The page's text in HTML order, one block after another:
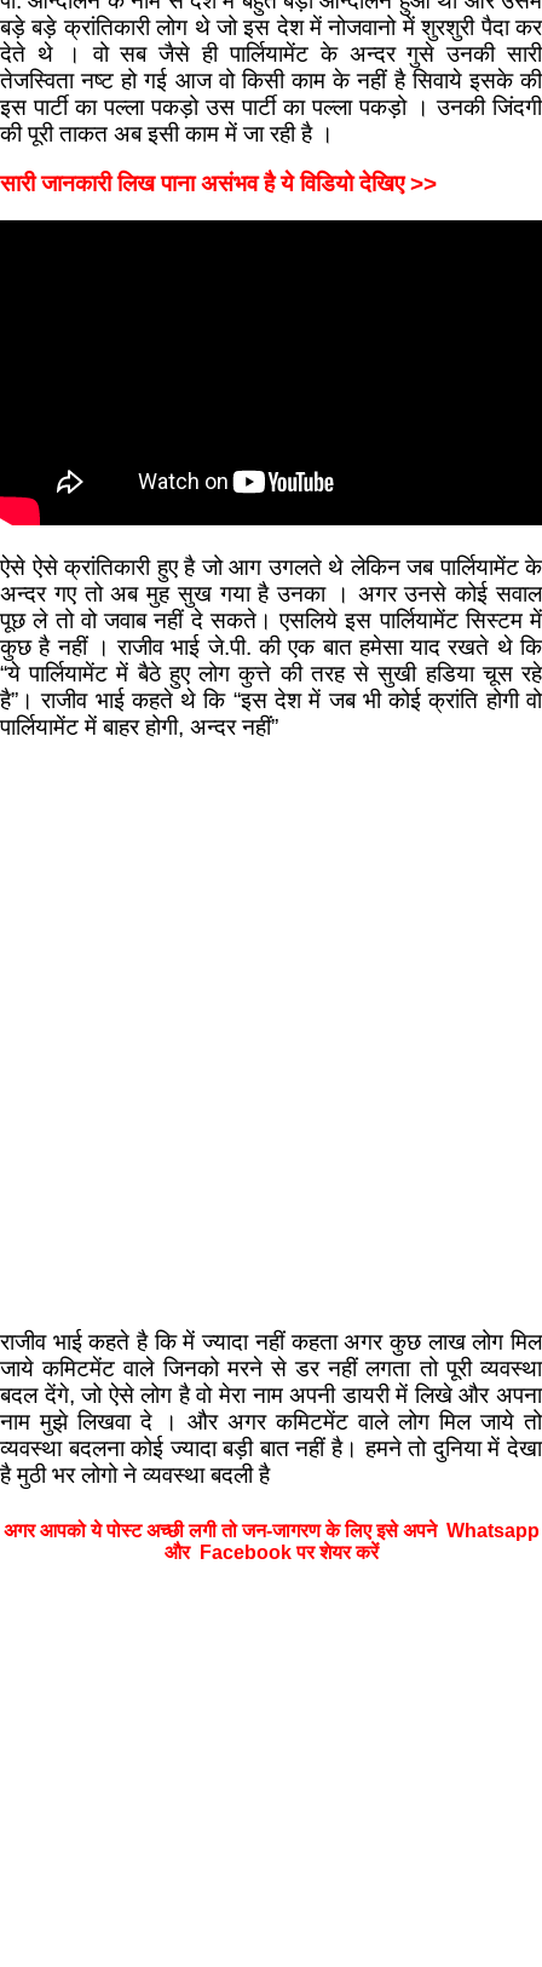
बड़े बड़े क्रांतिकारी लोग थे जो इस देश में नोजवानो में शुरशुरी पैदा कर
देते थे । वो सब जैसे ही पार्लियामेंट के अन्दर गुसे उनकी सारी
तेजस्विता नष्ट हो गई आज वो किसी काम के नहीं है सिवाये इसके की
इस पार्टी का पल्ला पकड़ो उस पार्टी का पल्ला पकड़ो । उनकी जिंदगी
की पूरी ताकत अब इसी काम में जा रही है ।
सारी जानकारी लिख पाना असंभव है ये विडियो देखिए >>
ऐसे ऐसे क्रांतिकारी हुए है जो आग उगलते थे लेकिन जब पार्लियामेंट के
अन्दर गए तो अब मुह सुख गया है उनका । अगर उनसे कोई सवाल
पूछ ले तो वो जवाब नहीं दे सकते। एसलिये इस पार्लियामेंट सिस्टम में
कुछ है नहीं । राजीव भाई जे.पी. की एक बात हमेसा याद रखते थे कि
“ये पार्लियामेंट में बैठे हुए लोग कुत्ते की तरह से सुखी हडिया चूस रहे
है”। राजीव भाई कहते थे कि “इस देश में जब भी कोई क्रांति होगी वो
पार्लियामेंट में बाहर होगी, अन्दर नहीं”
राजीव भाई कहते है कि में ज्यादा नहीं कहता अगर कुछ लाख लोग मिल
जाये कमिटमेंट वाले जिनको मरने से डर नहीं लगता तो पूरी व्यवस्था
बदल देंगे, जो ऐसे लोग है वो मेरा नाम अपनी डायरी में लिखे और अपना
नाम मुझे लिखवा दे । और अगर कमिटमेंट वाले लोग मिल जाये तो
व्यवस्था बदलना कोई ज्यादा बड़ी बात नहीं है। हमने तो दुनिया में देखा
है मुठी भर लोगो ने व्यवस्था बदली है
अगर आपको ये पोस्ट अच्छी लगी तो जन-जागरण के लिए इसे अपने Whatsapp
और Facebook पर शेयर करें